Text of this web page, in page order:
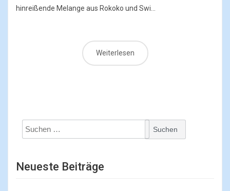
hinreißende Melange aus Rokoko und Swi...
Weiterlesen
Suchen
nach:
Neueste Beiträge